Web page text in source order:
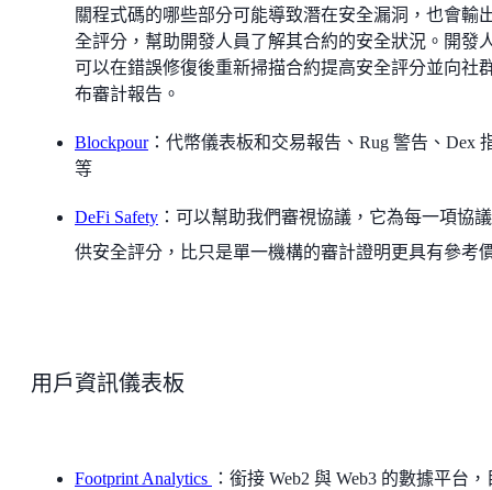
關程式碼的哪些部分可能導致潛在安全漏洞，也會輸
全評分，幫助開發人員了解其合約的安全狀況。開發
可以在錯誤修復後重新掃描合約提高安全評分並向社
布審計報告。
Blockpour：代幣儀表板和交易報告、Rug 警告、Dex
等
DeFi Safety ：可以幫助我們審視協議，它為每一項協
供安全評分，比只是單一機構的審計證明更具有參考
用戶資訊儀表板
Footprint Analytics
：銜接 Web2 與 Web3 的數據平台